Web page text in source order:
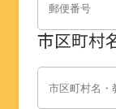
市区町村